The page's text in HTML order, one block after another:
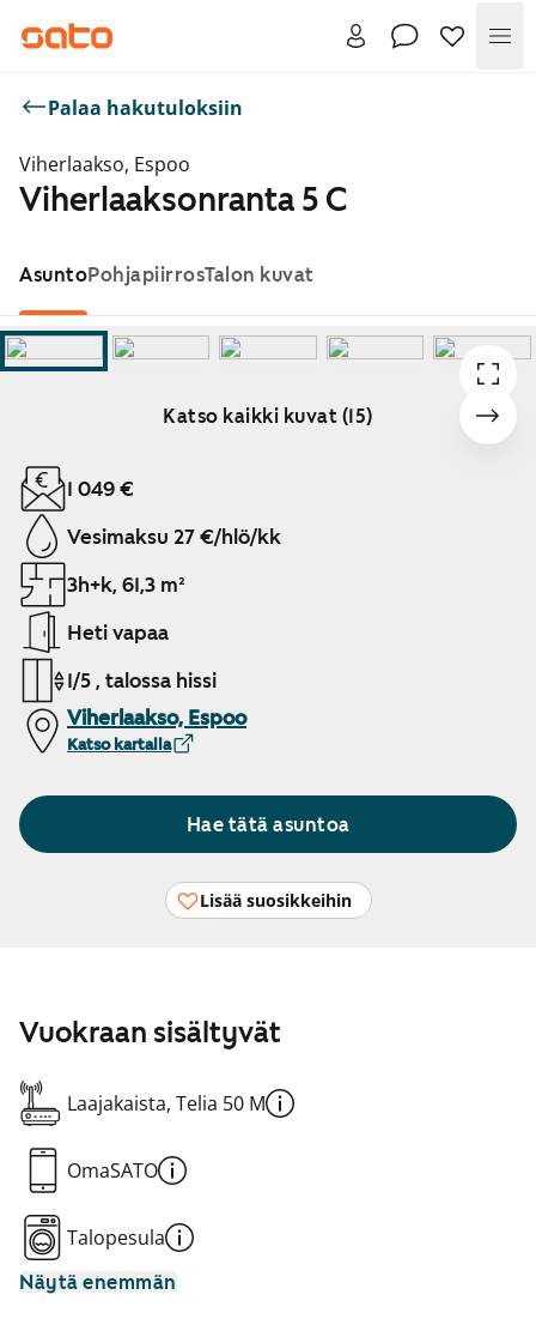
Palaa hakutuloksiin
Viherlaakso, Espoo
Viherlaaksonranta 5 C
AsuntoPohjapiirrosTalon kuvat
Katso kaikki kuvat (15)
Näytetään dia 1 / 15
1 049 €
Vesimaksu 27 €/hlö/kk
3h+k, 61,3 m²
Heti vapaa
1/5 , talossa hissi
Viherlaakso, Espoo
Katso kartalla
Hae tätä asuntoa
Lisää suosikkeihin
Vuokraan sisältyvät
Laajakaista, Telia 50 M
OmaSATO
Talopesula
Näytä enemmän